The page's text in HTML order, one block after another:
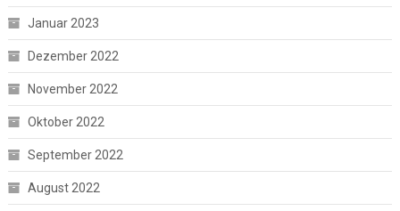
Januar 2023
Dezember 2022
November 2022
Oktober 2022
September 2022
August 2022